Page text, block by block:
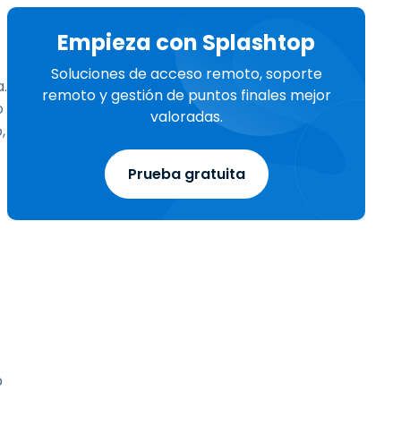
Empieza con Splashtop
Soluciones de acceso remoto, soporte
remoto y gestión de puntos finales mejor
valoradas.
Prueba gratuita